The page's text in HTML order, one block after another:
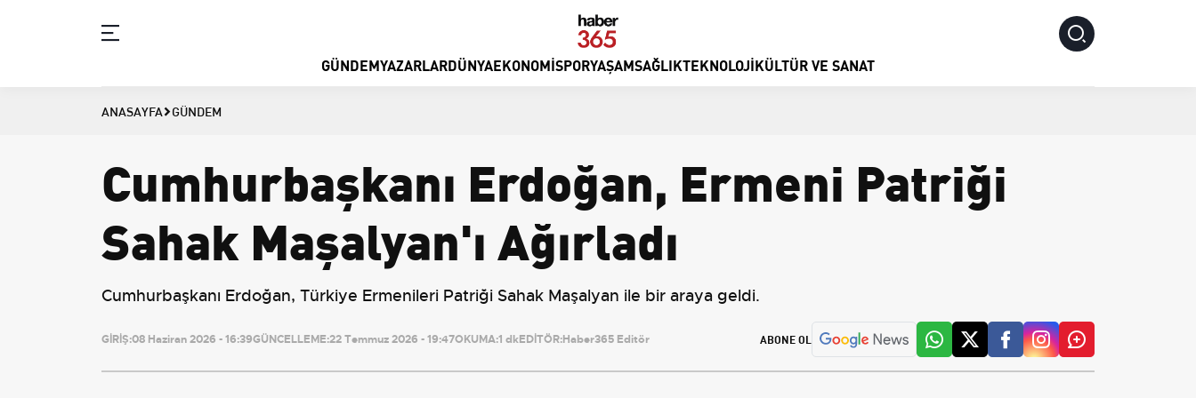
GÜNDEMYAZARLARDÜNYAEKONOMISPORYAŞAMSAĞLIKTEKNOLOJIKÜLTÜR VE SANAT
ANASAYFA GÜNDEM
Cumhurbaşkanı Erdoğan, Ermeni Patriği
Sahak Maşalyan'ı Ağırladı
Cumhurbaşkanı Erdoğan, Türkiye Ermenileri Patriği Sahak Maşalyan ile bir araya geldi.
GİRİŞ:08 Haziran 2026 - 16:39GÜNCELLEME:22 Temmuz 2026 - 19:47OKUMA:1 dkEDİTÖR:Haber365 Editör ABONE OL